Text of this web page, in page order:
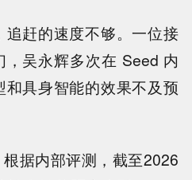
赶的速度不够。一位接
吴永辉多次在 Seed 内
具身智能的效果不及预
据内部评测，截至2026